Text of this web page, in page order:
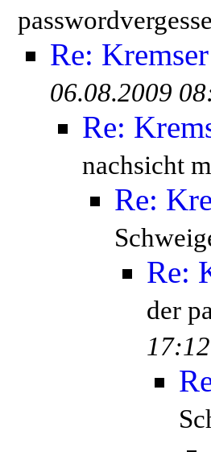
Re:
06.08.2009
Re:
nachsicht
Re:
Re:
der
17:12